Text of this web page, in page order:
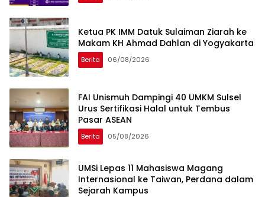
Ketua PK IMM Datuk Sulaiman Ziarah ke
Makam KH Ahmad Dahlan di Yogyakarta
Berita 06/08/2026
FAI Unismuh Dampingi 40 UMKM Sulsel
Urus Sertifikasi Halal untuk Tembus
Pasar ASEAN
Berita 05/08/2026
UMSi Lepas 11 Mahasiswa Magang
Internasional ke Taiwan, Perdana dalam
Sejarah Kampus